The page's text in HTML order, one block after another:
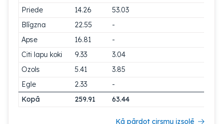
Priede
14.26
53.03
Blīgzna
22.55
-
Apse
16.81
-
Citi lapu koki
9.33
3.04
Ozols
5.41
3.85
Egle
2.33
-
Kopā
259.91 63.44
Kā pārdot cirsmu izsolē